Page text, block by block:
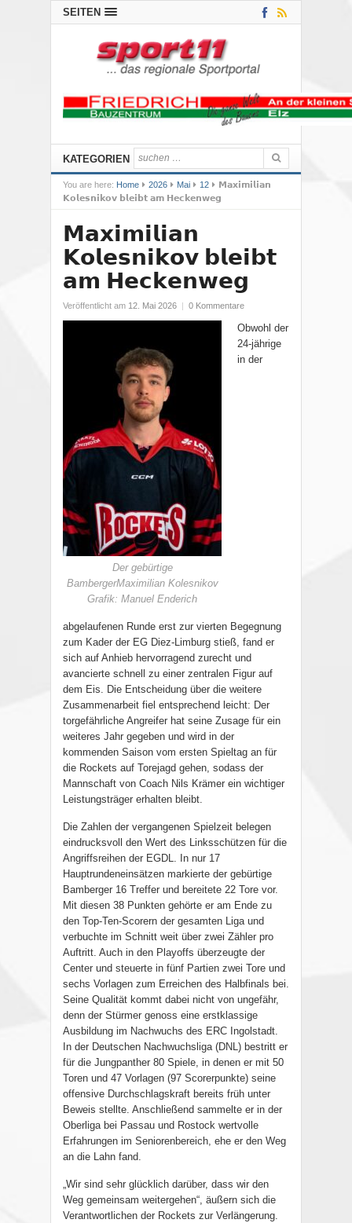
SEITEN
KATEGORIEN
You are here: Home 2026 Mai 12
𝗠𝗮𝘅𝗶𝗺𝗶𝗹𝗶𝗮𝗻
𝗞𝗼𝗹𝗲𝘀𝗻𝗶𝗸𝗼𝘃 𝗯𝗹𝗲𝗶𝗯𝘁 𝗮𝗺 𝗛𝗲𝗰𝗸𝗲𝗻𝘄𝗲𝗴
𝗠𝗮𝘅𝗶𝗺𝗶𝗹𝗶𝗮𝗻
𝗞𝗼𝗹𝗲𝘀𝗻𝗶𝗸𝗼𝘃 𝗯𝗹𝗲𝗶𝗯𝘁
𝗮𝗺 𝗛𝗲𝗰𝗸𝗲𝗻𝘄𝗲𝗴
Veröffentlicht am 12. Mai 2026 0 Kommentare
Der gebürtige
BambergerMaximilian Kolesnikov
Grafik: Manuel Enderich
Obwohl der
24-jährige
in der
abgelaufenen Runde erst zur vierten Begegnung
zum Kader der EG Diez-Limburg stieß, fand er
sich auf Anhieb hervorragend zurecht und
avancierte schnell zu einer zentralen Figur auf
dem Eis. Die Entscheidung über die weitere
Zusammenarbeit fiel entsprechend leicht: Der
torgefährliche Angreifer hat seine Zusage für ein
weiteres Jahr gegeben und wird in der
kommenden Saison vom ersten Spieltag an für
die Rockets auf Torejagd gehen, sodass der
Mannschaft von Coach Nils Krämer ein wichtiger
Leistungsträger erhalten bleibt.
Die Zahlen der vergangenen Spielzeit belegen
eindrucksvoll den Wert des Linksschützen für die
Angriffsreihen der EGDL. In nur 17
Hauptrundeneinsätzen markierte der gebürtige
Bamberger 16 Treffer und bereitete 22 Tore vor.
Mit diesen 38 Punkten gehörte er am Ende zu
den Top-Ten-Scorern der gesamten Liga und
verbuchte im Schnitt weit über zwei Zähler pro
Auftritt. Auch in den Playoffs überzeugte der
Center und steuerte in fünf Partien zwei Tore und
sechs Vorlagen zum Erreichen des Halbfinals bei.
Seine Qualität kommt dabei nicht von ungefähr,
denn der Stürmer genoss eine erstklassige
Ausbildung im Nachwuchs des ERC Ingolstadt.
In der Deutschen Nachwuchsliga (DNL) bestritt er
für die Jungpanther 80 Spiele, in denen er mit 50
Toren und 47 Vorlagen (97 Scorerpunkte) seine
offensive Durchschlagskraft bereits früh unter
Beweis stellte. Anschließend sammelte er in der
Oberliga bei Passau und Rostock wertvolle
Erfahrungen im Seniorenbereich, ehe er den Weg
an die Lahn fand.
„Wir sind sehr glücklich darüber, dass wir den
Weg gemeinsam weitergehen“, äußern sich die
Verantwortlichen der Rockets zur Verlängerung.